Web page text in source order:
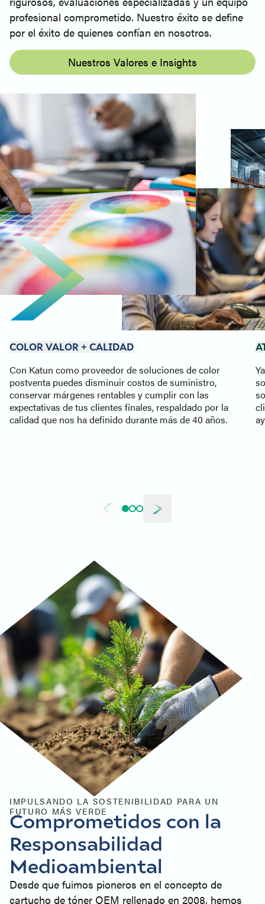
profesional comprometido. Nuestro éxito se define
por el éxito de quienes confían en nosotros.
Nuestros Valores e Insights
COLOR VALOR + CALIDAD
Con Katun como proveedor de soluciones de color
postventa puedes disminuir costos de suministro,
conservar márgenes rentables y cumplir con las
expectativas de tus clientes finales, respaldado por la
calidad que nos ha definido durante más de 40 años.
IMPULSANDO LA SOSTENIBILIDAD PARA UN
FUTURO MÁS VERDE
Comprometidos con la
Responsabilidad
Medioambiental
Desde que fuimos pioneros en el concepto de
cartucho de tóner OEM rellenado en 2008, hemos